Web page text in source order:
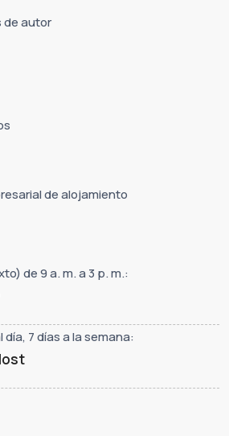
de autor
de alojamiento
de 9 a. m. a 3 p. m.:
7 días a la semana: